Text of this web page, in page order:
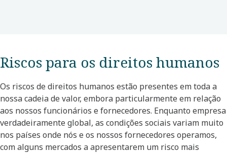
Riscos para os direitos humanos
Os riscos de direitos humanos estão presentes em toda a
nossa cadeia de valor, embora particularmente em relação
aos nossos funcionários e fornecedores. Enquanto empresa
verdadeiramente global, as condições sociais variam muito
nos países onde nós e os nossos fornecedores operamos,
com alguns mercados a apresentarem um risco mais